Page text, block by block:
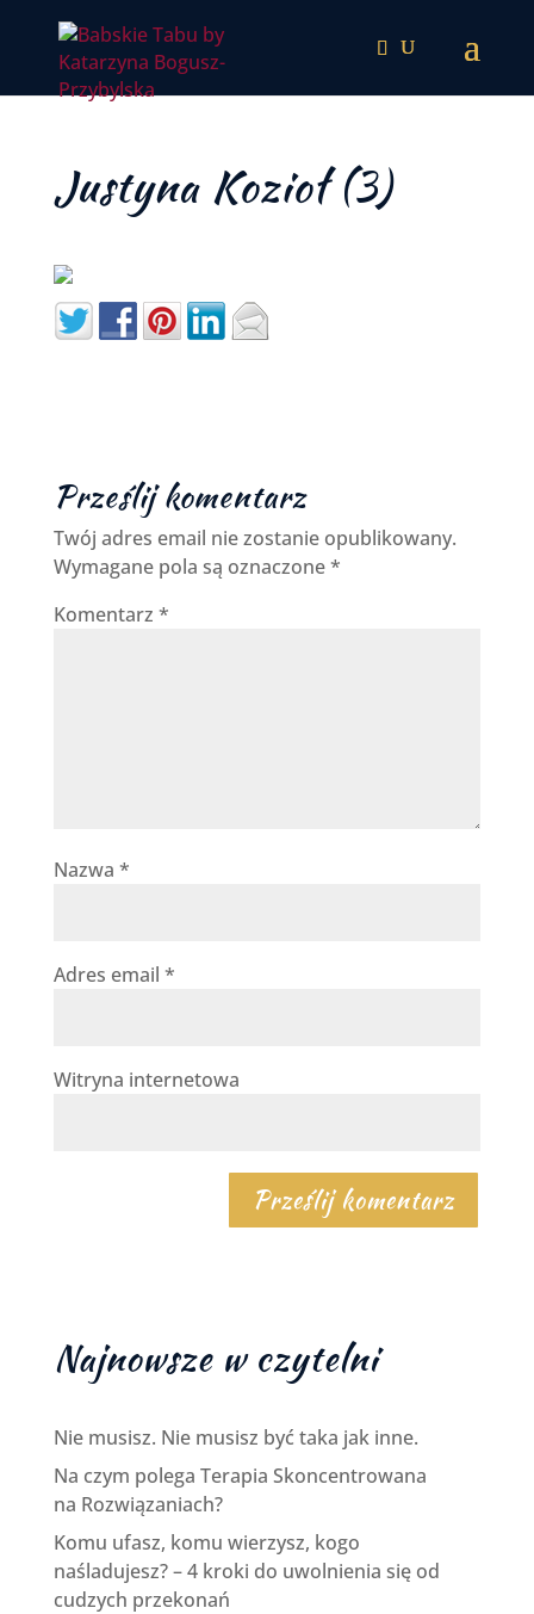
Justyna Kozioł (3)
Prześlij komentarz
Twój adres email nie zostanie opublikowany.
Wymagane pola są oznaczone*
Komentarz *
Nazwa *
Adres email *
Witryna internetowa
Najnowsze w czytelni
Nie musisz. Nie musisz być taka jak inne.
Na czym polega Terapia Skoncentrowana
na Rozwiązaniach?
Komu ufasz, komu wierzysz, kogo
naśladujesz? – 4 kroki do uwolnienia się od
cudzych przekonań